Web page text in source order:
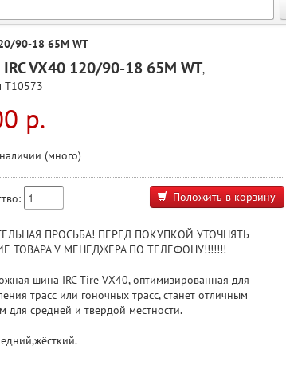
90-18 65M WT
VX40 120/90-18 65M WT,
T10573
р.
(много)
Положить в корзину
ПРОСЬБА! ПЕРЕД ПОКУПКОЙ УТОЧНЯТЬ
ТОВАРА У МЕНЕДЖЕРА ПО ТЕЛЕФОНУ!!!!!!!
шина IRC Tire VX40, оптимизированная для
трасс или гоночных трасс, станет отличным
для средней и твердой местности.